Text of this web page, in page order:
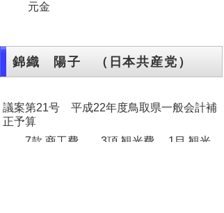
元金
錦織 陽子 （日本共産党）
議案第21号 平成22年度鳥取県一般会計補
正予算
7款 商工費 3項 観光費 1目 観光